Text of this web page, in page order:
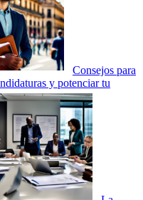
Consejos para
y potenciar tu